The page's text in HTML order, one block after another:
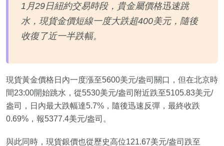
1月29日紐約交易時段，貴金屬價格迅速跳
水，現貨金價短線一度大跌超400美元，隨後
收復了近一半跌幅。
現貨黃金價格日內一度漲至5600美元/盎司關口，但在北京時
間23:00開始跳水，從5530美元/盎司附近跌至5105.83美元/
盎司，日內最大跌幅達5.7%，隨後迅速反彈，最終收跌
0.69%，報5377.4美元/盎司。
與此同時，現貨銀價也從歷史高位121.67美元/盎司跌至